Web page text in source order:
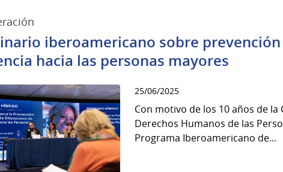
iberoamericano sobre
hacia las personas mayores
25/06/2025
Con motivo de los 10 años de
Derechos Humanos de las
Programa Iberoamericano de...